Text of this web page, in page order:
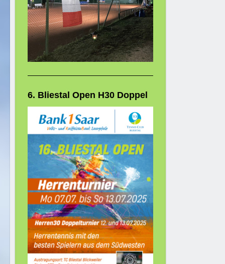
6. Bliestal Open H30 Doppel